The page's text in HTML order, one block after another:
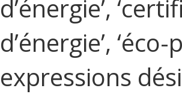
d’énergie’,
d’énergie’,
expressions